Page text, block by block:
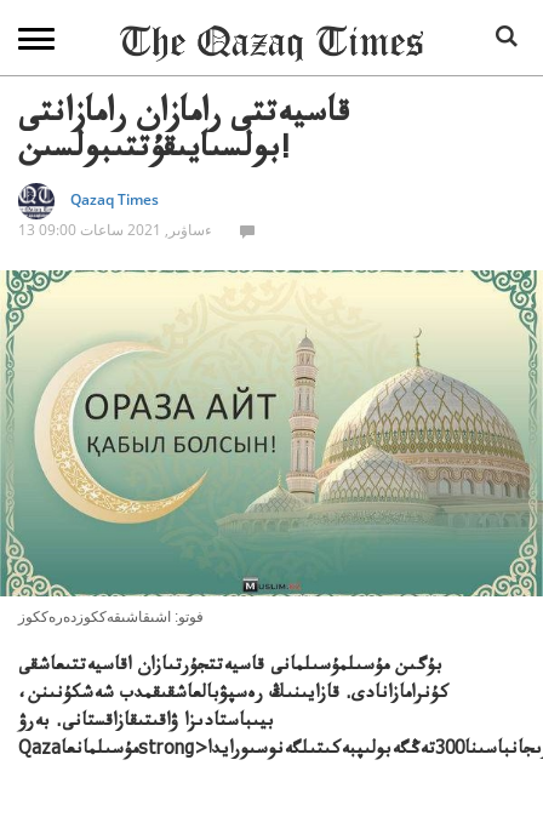
قاسيەتتى رامازان رامازانتى
بولسىايىقۇتتىبولسىن!
Qazaq Times
13 ءساۋىر, 2021 ساعات 09:00
فوتو: اشىقاشىقەككوزدەرەككوز
بۇگىن مۇسىلمۇسىلمانى قاسيەتتجۇرتىازان اقاسيەتتىعاشقى
كۇنرامازانادى. قازايىنىڭ رەسپۋبالعاشقىقمدب شەشكۇنىنن،
بيىباستادىزا ۋاقىتىقازاقستانى. بەرۋ